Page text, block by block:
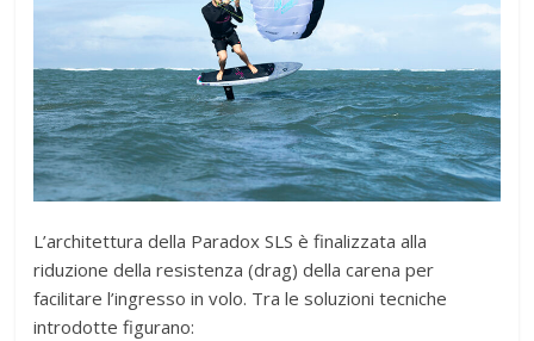
L’architettura della Paradox SLS è finalizzata alla
riduzione della resistenza (drag) della carena per
facilitare l’ingresso in volo. Tra le soluzioni tecniche
introdotte figurano: